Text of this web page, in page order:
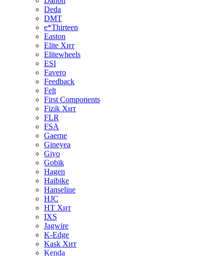
Deda
DMT
e*Thirteen
Easton
Elite Хит
Elitewheels
ESI
Favero
Feedback
Felt
First Components
Fizik Хит
FLR
FSA
Gaerne
Gineyea
Giyo
Gobik
Hagen
Haibike
Hanseline
HJC
HT Хит
IXS
Jagwire
K-Edge
Kask Хит
Kenda